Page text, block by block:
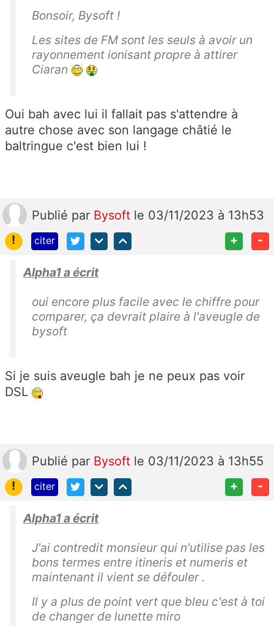
Bonsoir, Bysoft !
Les sites de FM sont les seuls à avoir un
rayonnement ionisant propre à attirer
Ciaran
Oui bah avec lui il fallait pas s'attendre à
autre chose avec son langage châtié le
baltringue c'est bien lui !
Publié par Bysoft le 03/11/2023 à 13h53
!
citer + -
Alpha1 a écrit
oui encore plus facile avec le chiffre pour
comparer, ça devrait plaire à l'aveugle de
bysoft
Si je suis aveugle bah je ne peux pas voir
DSL
Publié par Bysoft le 03/11/2023 à 13h55
!
citer + -
Alpha1 a écrit
J'ai contredit monsieur qui n'utilise pas les
bons termes entre itineris et numeris et
maintenant il vient se défouler .
Il y a plus de point vert que bleu c'est à toi
de changer de lunette miro